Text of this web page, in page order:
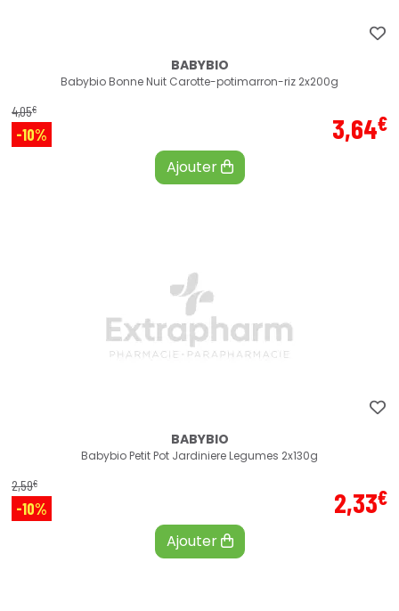
BABYBIO
Babybio Bonne Nuit Carotte-potimarron-riz 2x200g
4,05€
-10% 3,64€
Ajouter
BABYBIO
Babybio Petit Pot Jardiniere Legumes 2x130g
2,59€
-10% 2,33€
Ajouter